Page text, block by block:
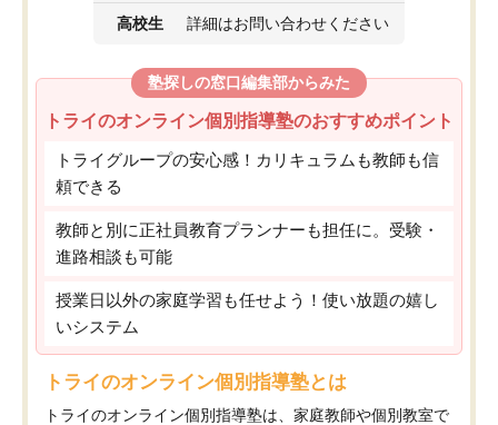
高校生 詳細はお問い合わせください
塾探しの窓口編集部からみた
トライのオンライン個別指導塾のおすすめポイント
トライグループの安心感！カリキュラムも教師も信
頼できる
教師と別に正社員教育プランナーも担任に。受験・
進路相談も可能
授業日以外の家庭学習も任せよう！使い放題の嬉し
いシステム
トライのオンライン個別指導塾とは
トライのオンライン個別指導塾は、家庭教師や個別教室で